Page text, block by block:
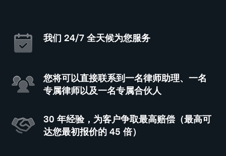
我们 24/7 全天候为您服务
您将可以直接联系到一名律师助理、一名
专属律师以及一名专属合伙人
30 年经验，为客户争取最高赔偿（最高可
达您最初报价的 45 倍）